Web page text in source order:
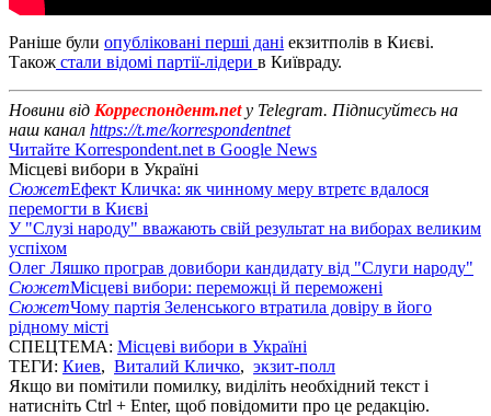
Раніше були опубліковані перші дані екзитполів в Києві.
Також стали відомі партії-лідери в Київраду.
Новини від Корреспондент.netу Telegram. Підписуйтесь на
наш канал https://t.me/korrespondentnet
Читайте Korrespondent.net в Google News
Місцеві вибори в Україні
СюжетЕфект Кличка: як чинному меру втретє вдалося
перемогти в Києві
У "Слузі народу" вважають свій результат на виборах великим
успіхом
Олег Ляшко програв довибори кандидату від "Слуги народу"
СюжетМісцеві вибори: переможці й переможені
СюжетЧому партія Зеленського втратила довіру в його
рідному місті
СПЕЦТЕМА: Місцеві вибори в Україні
ТЕГИ: Киев, Виталий Кличко, экзит-полл
Якщо ви помітили помилку, виділіть необхідний текст і
натисніть Ctrl + Enter, щоб повідомити про це редакцію.